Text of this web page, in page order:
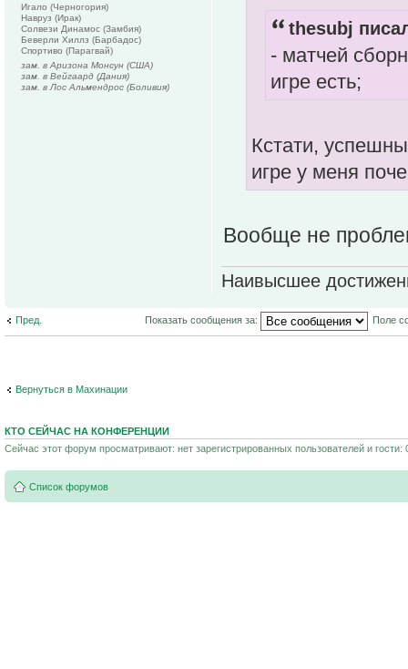
thesubj
- матчей
игре есть;
Кстати,
игре у меня
Вообще не
Наивысшее
Игало (Черногория)
Навруз (Ирак)
Солвези Динамос (Замбия)
Беверли Хиллз (Барбадос)
Спортиво (Парагвай)
зам. в Аризона Монсун (США)
зам. в Вейгаард (Дания)
зам. в Лос Альмендрос (Боливия)
Пред. Показать сообщения за: Поле
Вернуться в Махинации
КТО СЕЙЧАС НА КОНФЕРЕНЦИИ
Сейчас этот форум просматривают: нет зарегистрированных пользователей и гости:
Список форумов